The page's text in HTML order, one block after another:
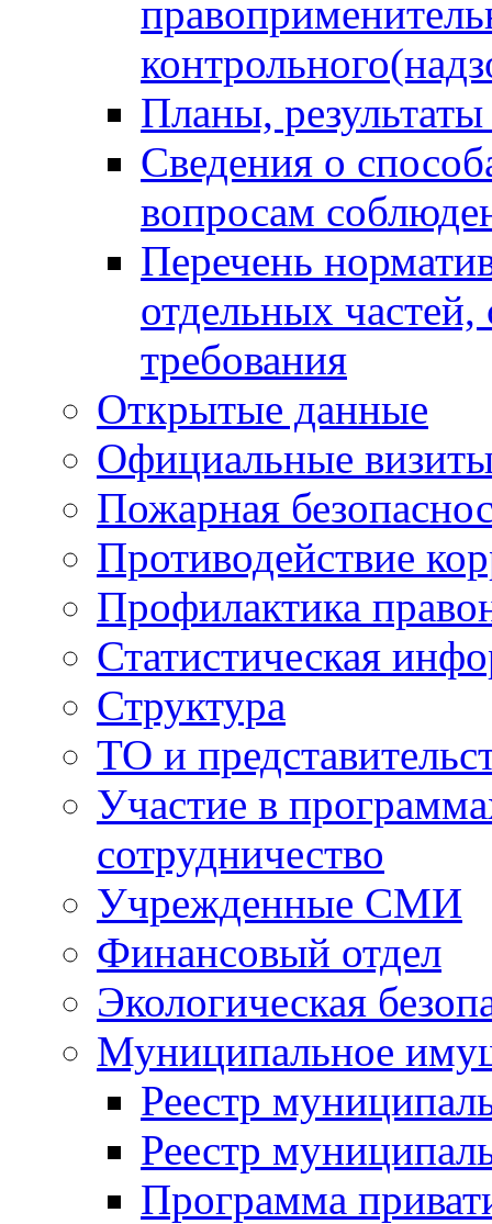
Планы,
Сведения о
вопросам
Перечень
отдельных
требования
Открытые данные
Официальные
Пожарная
Противодействие
Профилактика
Статистическая
Структура
ТО и
Участие в
сотрудничество
Учрежденные СМИ
Финансовый отдел
Экологическая
Муниципальное
Реестр
Реестр
Программа